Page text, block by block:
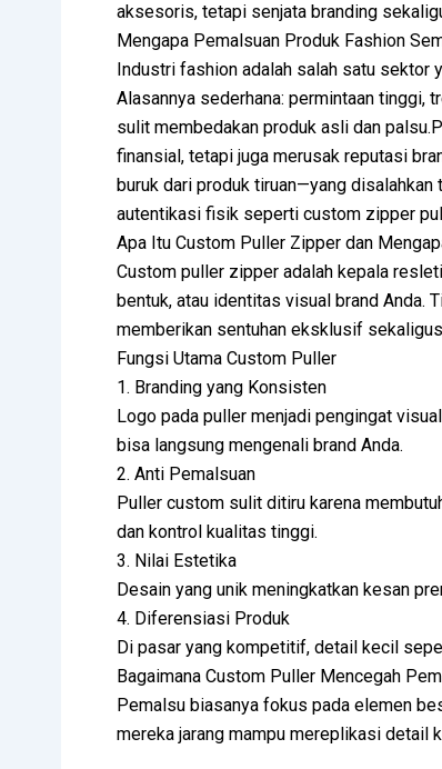
aksesoris, tetapi senjata branding
Mengapa Pemalsuan Produk Fashion
Industri fashion adalah salah satu sektor
Alasannya sederhana: permintaan tinggi,
sulit membedakan produk asli dan
finansial, tetapi juga merusak reputasi
buruk dari produk tiruan—yang
autentikasi fisik seperti custom zipper
Apa Itu Custom Puller Zipper dan
Custom puller zipper adalah kepala
bentuk, atau identitas visual brand Anda.
memberikan sentuhan eksklusif
Fungsi Utama Custom Puller
1. Branding yang Konsisten
Logo pada puller menjadi pengingat
bisa langsung mengenali brand Anda.
2. Anti Pemalsuan
Puller custom sulit ditiru karena
dan kontrol kualitas tinggi.
3. Nilai Estetika
Desain yang unik meningkatkan kesan
4. Diferensiasi Produk
Di pasar yang kompetitif, detail kecil
Bagaimana Custom Puller Mencegah
Pemalsu biasanya fokus pada elemen
mereka jarang mampu mereplikasi detail